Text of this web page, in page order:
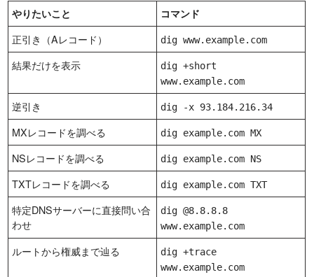
やりたいこと コマンド
正引き（Aレコード） dig www.example.com
結果だけを表示
dig +short
www.example.com
逆引き dig -x 93.184.216.34
MXレコードを調べる dig example.com MX
NSレコードを調べる dig example.com NS
TXTレコードを調べる dig example.com TXT
特定DNSサーバーに直接問い合
わせ
dig @8.8.8.8
www.example.com
ルートから権威まで辿る
dig +trace
www.example.com